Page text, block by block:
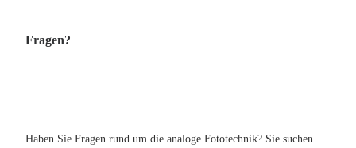
Fragen?
Haben Sie Fragen rund um die analoge Fototechnik? Sie suchen